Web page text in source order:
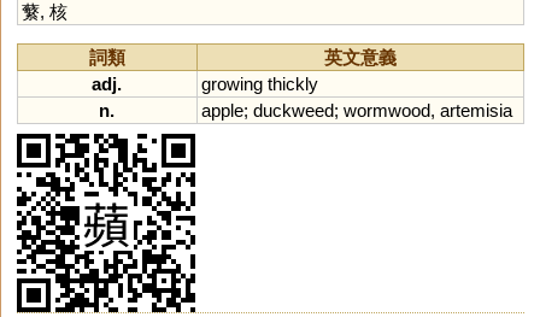
蘩, 核
詞類
英文意義
adj.
growing thickly
n.
apple; duckweed; wormwood, artemisia